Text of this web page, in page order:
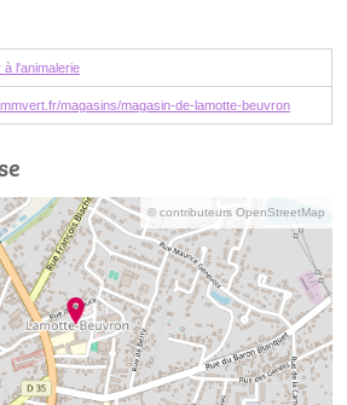
à l'animalerie
magasins/magasin-de-lamotte-beuvron
© contributeurs OpenStreetMap